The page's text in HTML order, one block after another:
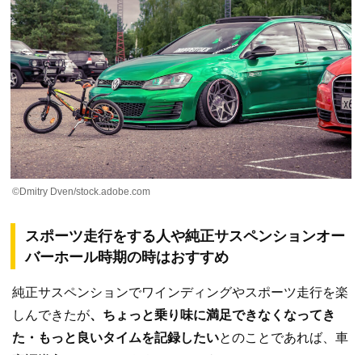
©Dmitry Dven/stock.adobe.com
スポーツ走行をする人や純正サスペンションオー
バーホール時期の時はおすすめ
純正サスペンションでワインディングやスポーツ走行を楽
しんできたが、ちょっと乗り味に満足できなくなってき
た・もっと良いタイムを記録したいとのことであれば、車